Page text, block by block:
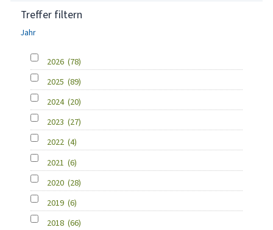
Treffer filtern
Jahr
2026 (78)
2025 (89)
2024 (20)
2023 (27)
2022 (4)
2021 (6)
2020 (28)
2019 (6)
2018 (66)